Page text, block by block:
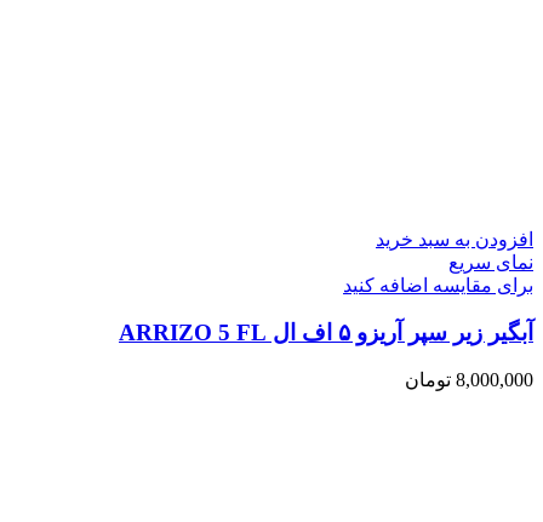
افزودن به سبد خرید
نمای سریع
برای مقایسه اضافه کنید
آبگیر زیر سپر آریزو ۵ اف ال ARRIZO 5 FL
8,000,000 تومان